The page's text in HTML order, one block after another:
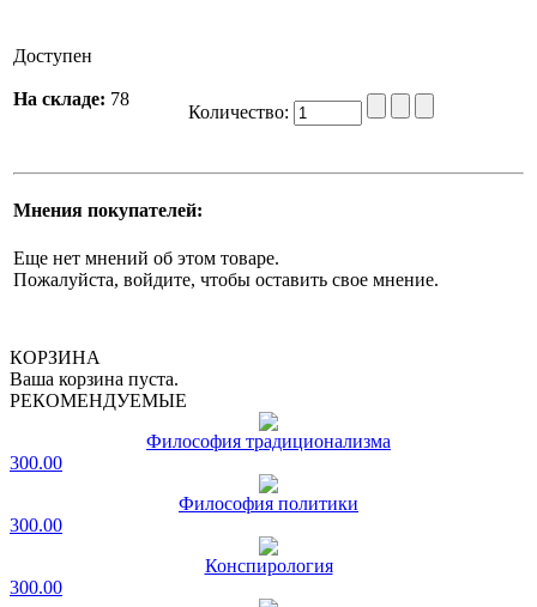
Доступен
На складе: 78
Количество:
Мнения покупателей:
Еще нет мнений об этом товаре.
Пожалуйста, войдите, чтобы оставить свое мнение.
КОРЗИНА
Ваша корзина пуста.
РЕКОМЕНДУЕМЫЕ
Философия традиционализма
300.00
Философия политики
300.00
Конспирология
300.00